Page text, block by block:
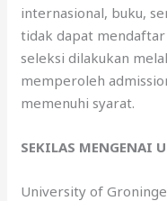
internasional, buku,
tidak dapat mendaftar
seleksi dilakukan
memperoleh
memenuhi syarat.
SEKILAS MENGENAI
University of